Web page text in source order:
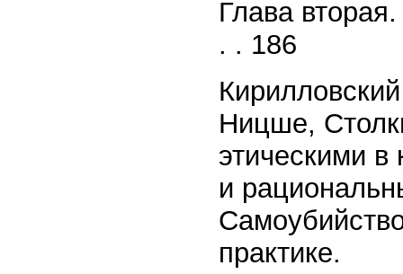
Глава
. . 186
Ницше,
этическими в
и
практике.